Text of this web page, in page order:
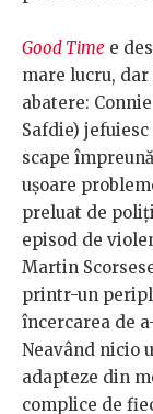
Good Time e
mare lucru,
abatere:
Safdie) jefuiesc
scape
ușoare
preluat de
episod de
Martin
printr-un
încercarea de
Neavând nicio
adapteze din
complice de